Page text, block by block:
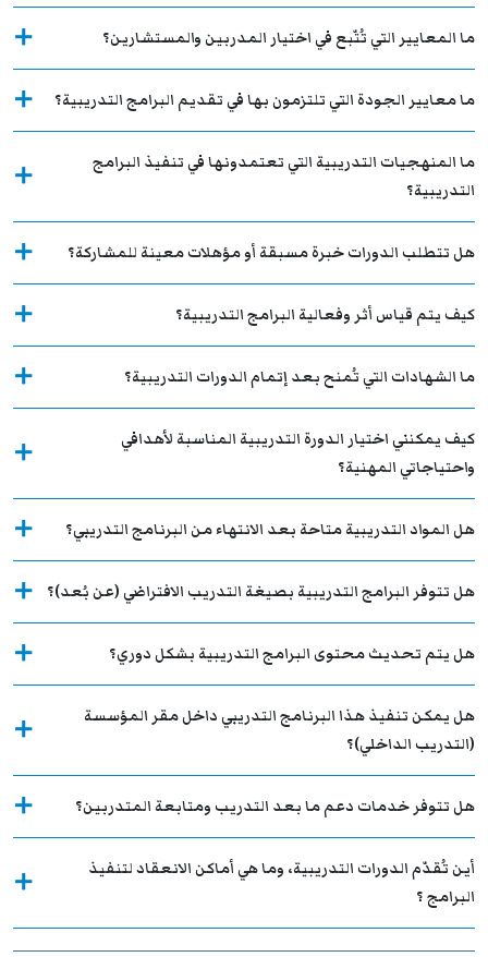
ما المعايير التي تُتّبع في اختيار المدربين والمستشارين؟
ما معايير الجودة التي تلتزمون بها في تقديم البرامج التدريبية؟
ما المنهجيات التدريبية التي تعتمدونها في تنفيذ البرامج
التدريبية؟
هل تتطلب الدورات خبرة مسبقة أو مؤهلات معينة للمشاركة؟
كيف يتم قياس أثر وفعالية البرامج التدريبية؟
ما الشهادات التي تُمنح بعد إتمام الدورات التدريبية؟
كيف يمكنني اختيار الدورة التدريبية المناسبة لأهدافي
واحتياجاتي المهنية؟
هل المواد التدريبية متاحة بعد الانتهاء من البرنامج التدريبي؟
هل تتوفر البرامج التدريبية بصيغة التدريب الافتراضي (عن بُعد)؟
هل يتم تحديث محتوى البرامج التدريبية بشكل دوري؟
هل يمكن تنفيذ هذا البرنامج التدريبي داخل مقر المؤسسة
(التدريب الداخلي)؟
هل تتوفر خدمات دعم ما بعد التدريب ومتابعة المتدربين؟
أين تُقدّم الدورات التدريبية، وما هي أماكن الانعقاد لتنفيذ
البرامج ؟